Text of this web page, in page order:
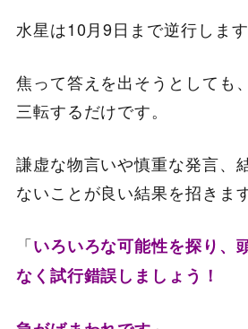
水星は10月9日まで逆行します
焦って答えを出そうとしても
三転するだけです。
謙虚な物言いや慎重な発言、
ないことが良い結果を招きます
「いろいろな可能性を探り、
なく試行錯誤しましょう！